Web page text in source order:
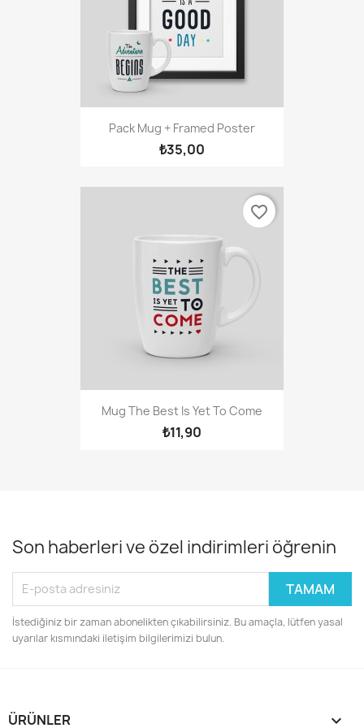
Pack Mug + Framed Poster
₺35,00
Mug The Best Is Yet To Come
₺11,90
favorite_border
Son haberleri ve özel indirimleri öğrenin
İstediğiniz bir zaman abonelikten çıkabilirsiniz. Bu amaçla, lütfen yasal
uyarılar kısmındaki iletişim bilgilerimizi bulun.
ÜRÜNLER 